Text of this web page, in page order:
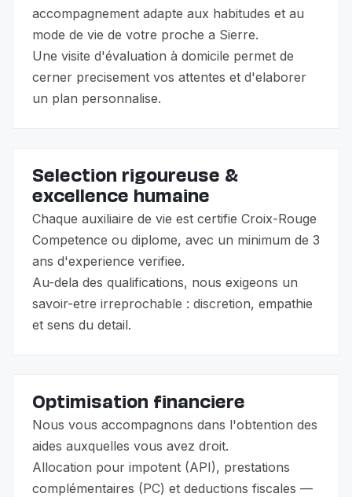
accompagnement adapte aux habitudes et au
mode de vie de votre proche a Sierre.
Une visite d'évaluation à domicile permet de
cerner precisement vos attentes et d'elaborer
un plan personnalise.
Selection rigoureuse &
excellence humaine
Chaque auxiliaire de vie est certifie Croix-Rouge
Competence ou diplome, avec un minimum de 3
ans d'experience verifiee.
Au-dela des qualifications, nous exigeons un
savoir-etre irreprochable : discretion, empathie
et sens du detail.
Optimisation financiere
Nous vous accompagnons dans l'obtention des
aides auxquelles vous avez droit.
Allocation pour impotent (API), prestations
complémentaires (PC) et deductions fiscales —